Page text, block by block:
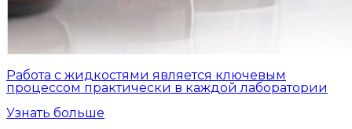
Работа с жидкостями является ключевым
процессом практически в каждой лаборатории
Узнать больше